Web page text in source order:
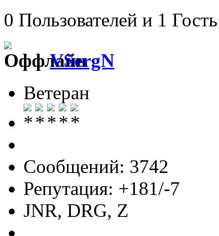
0 Пользователей и 1
VSergN
Ветеран
Сообщений: 3742
Репутация: +181/-7
JNR, DRG, Z